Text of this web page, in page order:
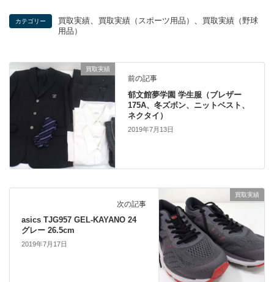
カテゴリー 買取実績、 買取実績（スポーツ用品） 、
買取実績（野球
用品）
買取実績
前の記事
郁文館夢学園 学生服（ブレザー
175A、冬ズボン、ニットベスト、
ネクタイ）
2019年7月13日
買取実績
次の記事
asics TJG957 GEL-KAYANO 24
グレー 26.5cm
2019年7月17日